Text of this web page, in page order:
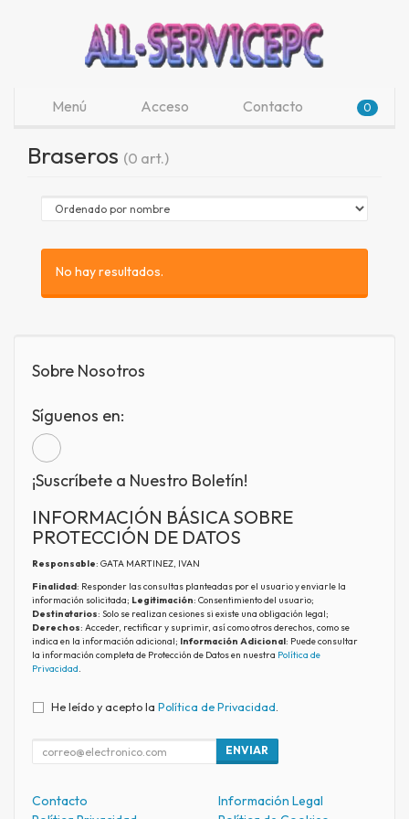
Menú Acceso Contacto 0
Braseros (0 art.)
No hay resultados.
Sobre Nosotros
Síguenos en:
¡Suscríbete a Nuestro Boletín!
INFORMACIÓN BÁSICA SOBRE
PROTECCIÓN DE DATOS
Responsable: GATA MARTINEZ, IVAN
Finalidad: Responder las consultas planteadas por el usuario y enviarle la
información solicitada; Legitimación: Consentimiento del usuario;
Destinatarios: Solo se realizan cesiones si existe una obligación legal;
Derechos: Acceder, rectificar y suprimir, así como otros derechos, como se
indica en la información adicional; Información Adicional: Puede consultar
la información completa de Protección de Datos en nuestra Política de
Privacidad.
He leído y acepto la Política de Privacidad
ENVIAR
Contacto
Información Legal